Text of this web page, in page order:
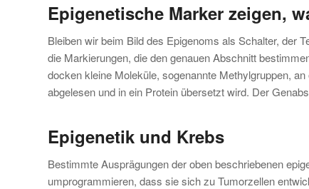
Epigenetische Marker zeigen,
Bleiben wir beim Bild des Epigenoms als Schalter, der
die Markierungen, die den genauen Abschnitt
docken kleine Moleküle, sogenannte Methylgruppen,
abgelesen und in ein Protein übersetzt wird. Der
Epigenetik und Krebs
Bestimmte Ausprägungen der oben beschriebenen
umprogrammieren, dass sie sich zu Tumorzellen